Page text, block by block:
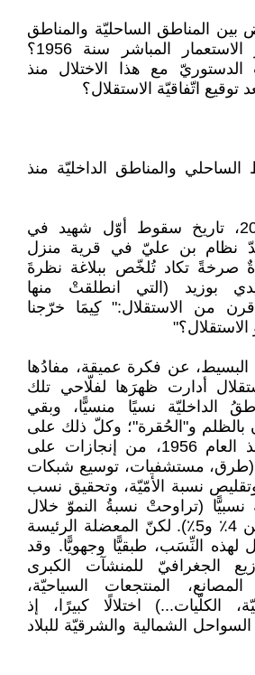
بين المناطق الساحليّة والمناطق
الداخليّة بعد انحسار الاستعمار المباشر سنة 1956؟
مع هذا الاختلال منذ
اتّفاقيّة الاستقلال؟
الساحلي والمناطق الداخليّة منذ
في 24 ديسمبر 2010، تاريخ سقوط أوّل شهيد في
ضدّ نظام بن عليّ في قرية منزل
صرخةً تكاد تُلخّص ببلاغة نظرةَ
بوزيد (التي انطلقتْ منها
من الاستقلال:" كِيمَا خرّجنا
عن فكرة عميقة، مفادُها
أدارت ظهرَها لفلّاحي تلك
الداخليّة نسيًا منسيًّا، وبقي
بالظلم و"الحُقرة"؛ وكلّ ذلك على
الرغم ممّا تحقّق، منذ العام 1956، من إنجازات على
(طرق، مستشفيات، توسيع شبكات
وتقليص نسبة الأمّيّة، وتحقيق نسب
نسبيًّا (تراوحتْ نسبةُ النموّ خلال
فترة حكم بن عليّ بين 4٪ و5٪). لكنّ المعضلة الرئيسة
لهذه النِّسَب، طبقيًّا وجهويًّا. وقد
الجغرافيّ للمنشآت الكبرى
المنتجعات السياحيّة،
الكلّيات...) اختلالًا كبيرًا، إذ
في السواحل الشمالية والشرقيّة للبلاد